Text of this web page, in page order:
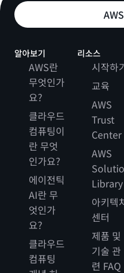
알아보기
AWS란
무엇인가
요?
클라우드
컴퓨팅이
란 무엇
인가요?
에이전틱
AI란 무
엇인가
요?
클라우드
컴퓨팅
리소스
시작하
교육
AWS
Trust
Center
AWS
Library
아키텍
센터
제품 및
기술 관
련 FAQ